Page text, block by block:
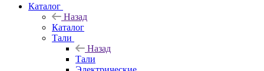
Каталог
Назад
Каталог
Тали
Назад
Тали